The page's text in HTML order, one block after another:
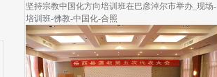
坚持宗教中国化方向培训班在巴彦淖尔市举办_现场-
培训班-佛教-中国化-合照